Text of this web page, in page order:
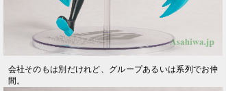
会社そのもは別だけれど、グループあるいは系列でお仲
間。